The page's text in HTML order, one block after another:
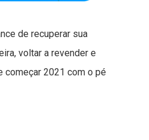
de recuperar sua
voltar a revender e
começar 2021 com o pé